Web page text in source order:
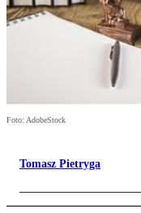
Foto: AdobeStock
Tomasz Pietryga